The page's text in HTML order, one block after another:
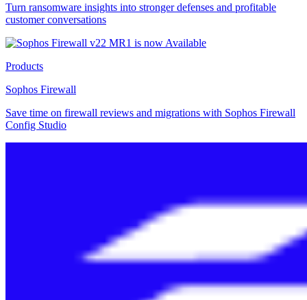
Turn ransomware insights into stronger defenses and profitable
customer conversations
Products
Sophos Firewall
Save time on firewall reviews and migrations with Sophos Firewall
Config Studio